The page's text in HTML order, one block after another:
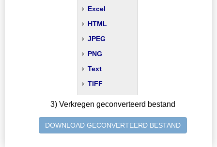
Excel
HTML
JPEG
PNG
Text
TIFF
3) Verkregen geconverteerd bestand
DOWNLOAD GECONVERTEERD BESTAND